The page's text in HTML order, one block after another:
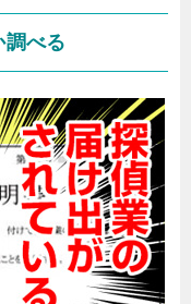
べる